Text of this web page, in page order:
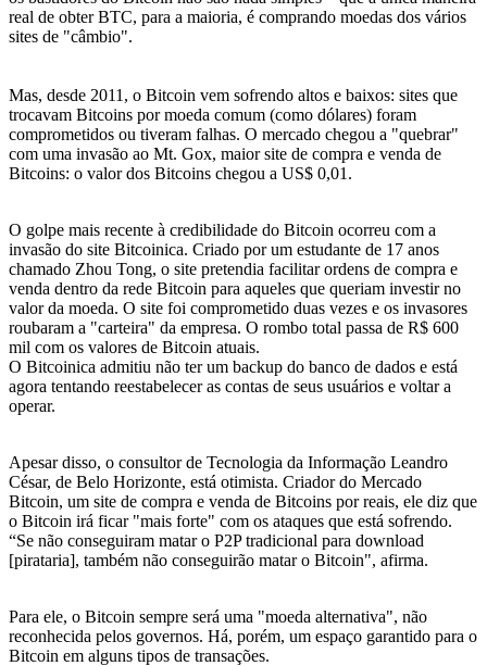
real de obter BTC, para a maioria, é comprando moedas dos vários
sites de "câmbio".
Mas, desde 2011, o Bitcoin vem sofrendo altos e baixos: sites que
trocavam Bitcoins por moeda comum (como dólares) foram
comprometidos ou tiveram falhas. O mercado chegou a "quebrar"
com uma invasão ao Mt. Gox, maior site de compra e venda de
Bitcoins: o valor dos Bitcoins chegou a US$ 0,01.
O golpe mais recente à credibilidade do Bitcoin ocorreu com a
invasão do site Bitcoinica. Criado por um estudante de 17 anos
chamado Zhou Tong, o site pretendia facilitar ordens de compra e
venda dentro da rede Bitcoin para aqueles que queriam investir no
valor da moeda. O site foi comprometido duas vezes e os invasores
roubaram a "carteira" da empresa. O rombo total passa de R$ 600
mil com os valores de Bitcoin atuais.
O Bitcoinica admitiu não ter um backup do banco de dados e está
agora tentando reestabelecer as contas de seus usuários e voltar a
operar.
Apesar disso, o consultor de Tecnologia da Informação Leandro
César, de Belo Horizonte, está otimista. Criador do Mercado
Bitcoin, um site de compra e venda de Bitcoins por reais, ele diz que
o Bitcoin irá ficar "mais forte" com os ataques que está sofrendo.
“Se não conseguiram matar o P2P tradicional para download
[pirataria], também não conseguirão matar o Bitcoin", afirma.
Para ele, o Bitcoin sempre será uma "moeda alternativa", não
reconhecida pelos governos. Há, porém, um espaço garantido para o
Bitcoin em alguns tipos de transações.